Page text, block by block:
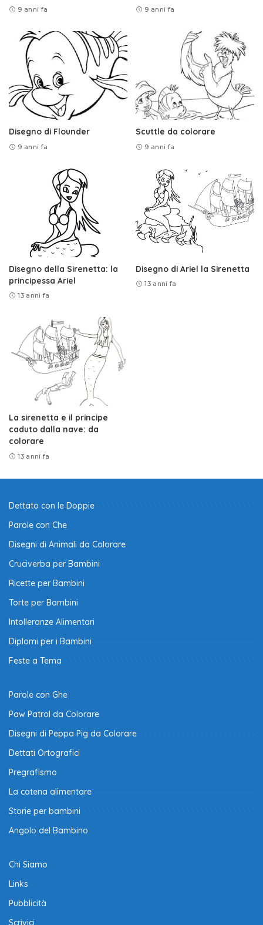
9 anni fa 9 anni fa
Disegno di Flounder
9 anni fa
Scuttle da colorare
9 anni fa
Disegno della Sirenetta: la
principessa Ariel
13 anni fa
Disegno di Ariel la Sirenetta
13 anni fa
La sirenetta e il principe
caduto dalla nave: da
colorare
13 anni fa
Dettato con le Doppie
Parole con Che
Disegni di Animali da Colorare
Cruciverba per Bambini
Ricette per Bambini
Torte per Bambini
Intolleranze Alimentari
Diplomi per i Bambini
Feste a Tema
Parole con Ghe
Paw Patrol da Colorare
Disegni di Peppa Pig da Colorare
Dettati Ortografici
Pregrafismo
La catena alimentare
Storie per bambini
Angolo del Bambino
Chi Siamo
Links
Pubblicità
Scrivici